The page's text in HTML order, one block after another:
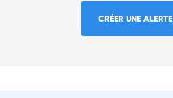
CRÉER UNE ALERTE